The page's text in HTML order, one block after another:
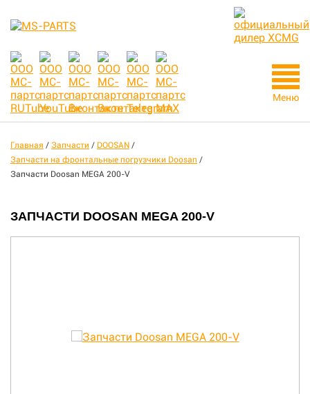
Меню
Главная / Запчасти / DOOSAN /
Запчасти на фронтальные погрузчики Doosan /
Запчасти Doosan MEGA 200-V
ЗАПЧАСТИ DOOSAN MEGA 200-V